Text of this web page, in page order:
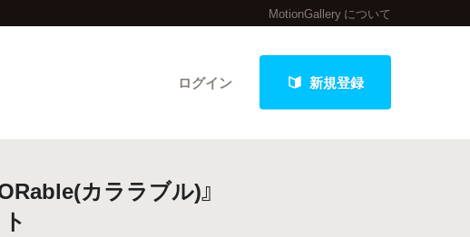
MotionGallery について
ログイン 新規登録
プロジェクトカララブル)』